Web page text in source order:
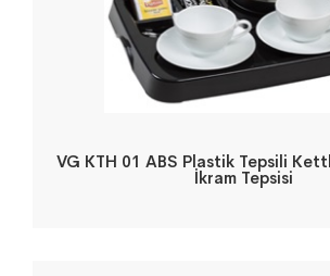
VG KTH 01 ABS Plastik Tepsili
İkram Tepsisi